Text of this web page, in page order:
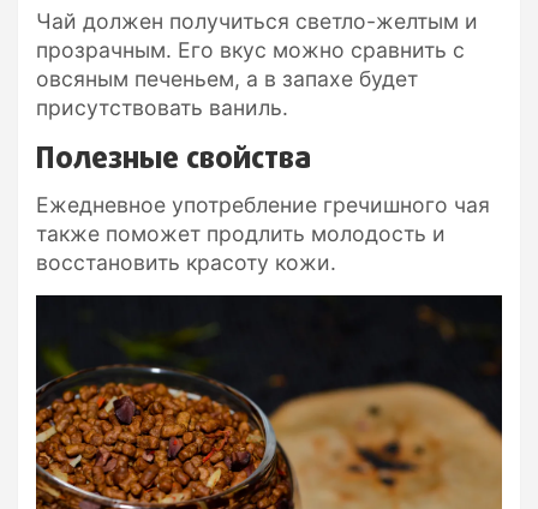
Чай должен получиться светло-желтым и
прозрачным. Его вкус можно сравнить с
овсяным печеньем, а в запахе будет
присутствовать ваниль.
Полезные свойства
Ежедневное употребление гречишного чая
также поможет продлить молодость и
восстановить красоту кожи.